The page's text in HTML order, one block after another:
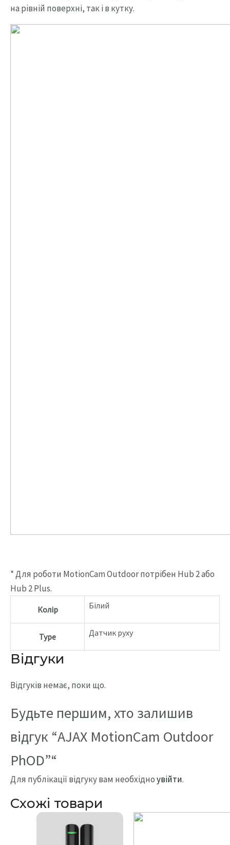
на рівній поверхні, так і в кутку.
* Для роботи MotionCam Outdoor потрібен Hub 2 або
Hub 2 Plus.
Колір Білий
Type Датчик руху
Відгуки
Відгуків немає, поки що.
Будьте першим, хто залишив
відгук “AJAX MotionCam Outdoor
PhOD”“
Для публікації відгуку вам необхідноувійти.
Схожі товари